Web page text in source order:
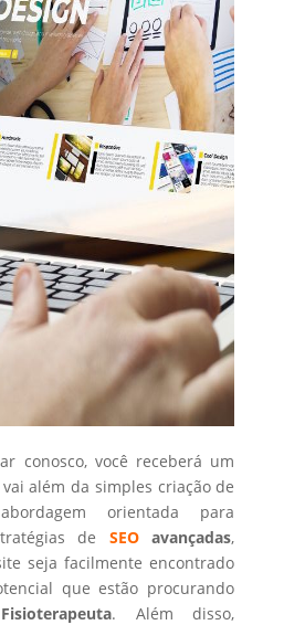
conosco, você receberá um
além da simples criação de
orientada para
de SEOavançadas,
seja facilmente encontrado
que estão procurando
Fisioterapeuta. Além disso,